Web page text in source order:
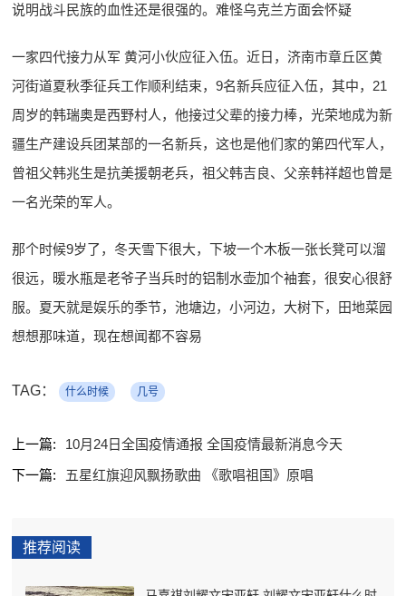
说明战斗民族的血性还是很强的。难怪乌克兰方面会怀疑
一家四代接力从军 黄河小伙应征入伍。近日，济南市章丘区黄
河街道夏秋季征兵工作顺利结束，9名新兵应征入伍，其中，21
周岁的韩瑞奥是西野村人，他接过父辈的接力棒，光荣地成为新
疆生产建设兵团某部的一名新兵，这也是他们家的第四代军人，
曾祖父韩兆生是抗美援朝老兵，祖父韩吉良、父亲韩祥超也曾是
一名光荣的军人。
那个时候9岁了，冬天雪下很大，下坡一个木板一张长凳可以溜
很远，暖水瓶是老爷子当兵时的铝制水壶加个袖套，很安心很舒
服。夏天就是娱乐的季节，池塘边，小河边，大树下，田地菜园
想想那味道，现在想闻都不容易
TAG： 什么时候 几号
上一篇:
10月24日全国疫情通报 全国疫情最新消息今天
下一篇:
五星红旗迎风飘扬歌曲 《歌唱祖国》原唱
推荐阅读